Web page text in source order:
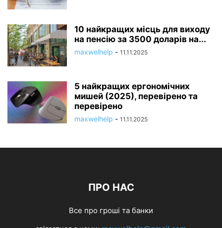
10 найкращих місць для виходу
на пенсію за 3500 доларів на...
maxwelhelp - 11.11.2025
5 найкращих ергономічних
мишей (2025), перевірено та
перевірено
maxwelhelp - 11.11.2025
ПРО НАС
Все про гроші та банки